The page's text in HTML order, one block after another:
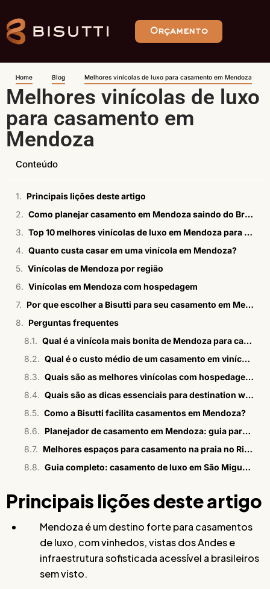
Orçamento
Home Blog Melhores vinícolas de luxo para casamento em Mendoza
Melhores vinícolas de luxo
para casamento em
Mendoza
Conteúdo
Principais lições deste artigo
Como planejar casamento em Mendoza saindo do Brasil?
Top 10 melhores vinícolas de luxo em Mendoza para casamento
Quanto custa casar em uma vinícola em Mendoza?
Vinícolas de Mendoza por região
Vinícolas em Mendoza com hospedagem
Por que escolher a Bisutti para seu casamento em Mendoza?
Perguntas frequentes
Qual é a vinícola mais bonita de Mendoza para casamentos?
Qual é o custo médio de um casamento em vinícola em Mendoza?
Quais são as melhores vinícolas com hospedagem em Mendoza?
Quais são as dicas essenciais para destination wedding em Mendoza?
Como a Bisutti facilita casamentos em Mendoza?
Planejador de casamento em Mendoza: guia para brasileiros
Melhores espaços para casamento na praia no Rio em 2026
Guia completo: casamento de luxo em São Miguel dos Milagres
Principais lições deste artigo
Mendoza é um destino forte para casamentos
de luxo, com vinhedos, vistas dos Andes e
infraestrutura sofisticada acessível a brasileiros
sem visto.